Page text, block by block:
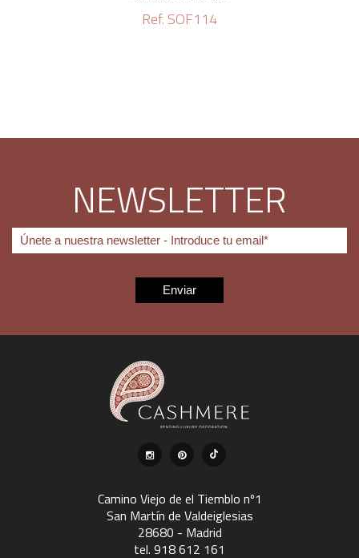
Ref. SOF114
NEWSLETTER
Camino Viejo de el Tiemblo nº1
San Martín de Valdeiglesias
28680 - Madrid
tel. 918 612 161